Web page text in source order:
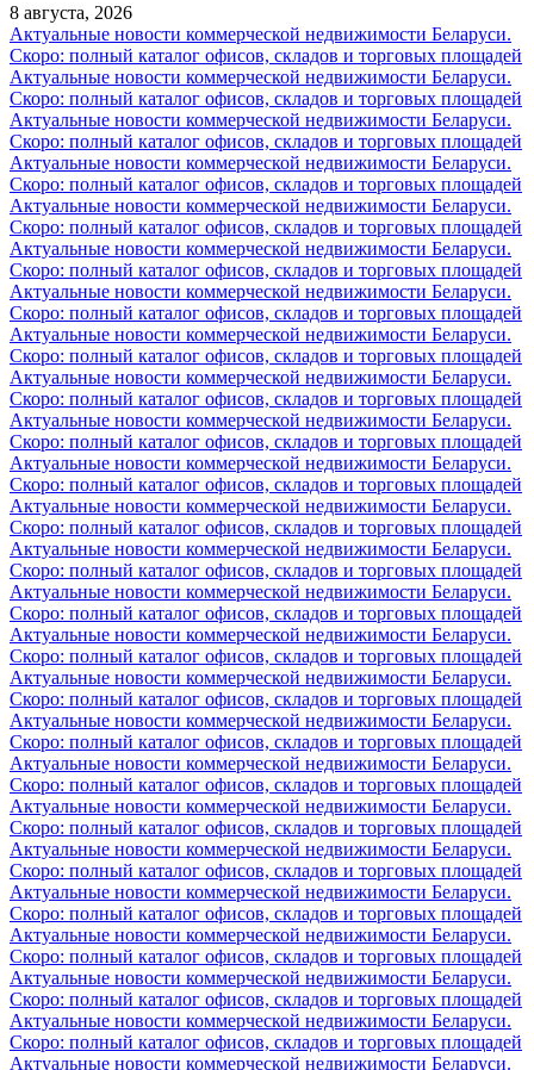
8 августа, 2026
Актуальные новости коммерческой недвижимости Беларуси.
Скоро: полный каталог офисов, складов и торговых площадей
Актуальные новости коммерческой недвижимости Беларуси.
Скоро: полный каталог офисов, складов и торговых площадей
Актуальные новости коммерческой недвижимости Беларуси.
Скоро: полный каталог офисов, складов и торговых площадей
Актуальные новости коммерческой недвижимости Беларуси.
Скоро: полный каталог офисов, складов и торговых площадей
Актуальные новости коммерческой недвижимости Беларуси.
Скоро: полный каталог офисов, складов и торговых площадей
Актуальные новости коммерческой недвижимости Беларуси.
Скоро: полный каталог офисов, складов и торговых площадей
Актуальные новости коммерческой недвижимости Беларуси.
Скоро: полный каталог офисов, складов и торговых площадей
Актуальные новости коммерческой недвижимости Беларуси.
Скоро: полный каталог офисов, складов и торговых площадей
Актуальные новости коммерческой недвижимости Беларуси.
Скоро: полный каталог офисов, складов и торговых площадей
Актуальные новости коммерческой недвижимости Беларуси.
Скоро: полный каталог офисов, складов и торговых площадей
Актуальные новости коммерческой недвижимости Беларуси.
Скоро: полный каталог офисов, складов и торговых площадей
Актуальные новости коммерческой недвижимости Беларуси.
Скоро: полный каталог офисов, складов и торговых площадей
Актуальные новости коммерческой недвижимости Беларуси.
Скоро: полный каталог офисов, складов и торговых площадей
Актуальные новости коммерческой недвижимости Беларуси.
Скоро: полный каталог офисов, складов и торговых площадей
Актуальные новости коммерческой недвижимости Беларуси.
Скоро: полный каталог офисов, складов и торговых площадей
Актуальные новости коммерческой недвижимости Беларуси.
Скоро: полный каталог офисов, складов и торговых площадей
Актуальные новости коммерческой недвижимости Беларуси.
Скоро: полный каталог офисов, складов и торговых площадей
Актуальные новости коммерческой недвижимости Беларуси.
Скоро: полный каталог офисов, складов и торговых площадей
Актуальные новости коммерческой недвижимости Беларуси.
Скоро: полный каталог офисов, складов и торговых площадей
Актуальные новости коммерческой недвижимости Беларуси.
Скоро: полный каталог офисов, складов и торговых площадей
Актуальные новости коммерческой недвижимости Беларуси.
Скоро: полный каталог офисов, складов и торговых площадей
Актуальные новости коммерческой недвижимости Беларуси.
Скоро: полный каталог офисов, складов и торговых площадей
Актуальные новости коммерческой недвижимости Беларуси.
Скоро: полный каталог офисов, складов и торговых площадей
Актуальные новости коммерческой недвижимости Беларуси.
Скоро: полный каталог офисов, складов и торговых площадей
Актуальные новости коммерческой недвижимости Беларуси.